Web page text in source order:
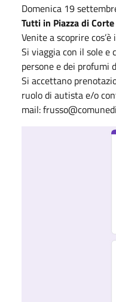
Domenica 19
Tutti in Piazza di Corte
Venite a scoprire cos’è
Si viaggia con il sole e
persone e dei profumi
Si accettano
ruolo di autista e/o
mail: